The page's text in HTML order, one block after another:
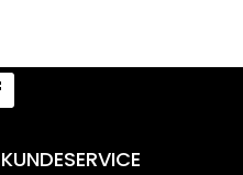
KUNDESERVICE